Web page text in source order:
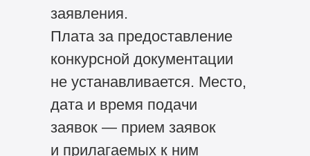
заявления.
Плата за предоставление
конкурсной документации
не устанавливается. Место,
дата и время подачи
заявок — прием заявок
и прилагаемых к ним